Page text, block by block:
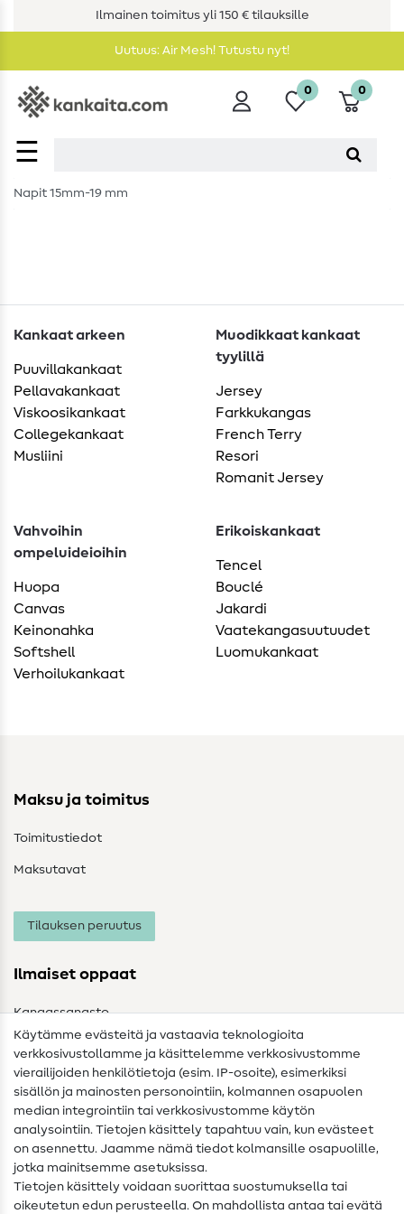
Ilmainen toimitus yli 150 € tilauksille
Uutuus: Air Mesh! Tutustu nyt!
☰
0 0
Napit 15mm-19 mm
Kankaat arkeen
Puuvillakankaat
Pellavakankaat
Viskoosikankaat
Collegekankaat
Musliini
Muodikkaat kankaat
tyylillä
Jersey
Farkkukangas
French Terry
Resori
Romanit Jersey
Vahvoihin
ompeluideioihin
Huopa
Canvas
Keinonahka
Softshell
Verhoilukankaat
Erikoiskankaat
Tencel
Bouclé
Jakardi
Vaatekangasuutuudet
Luomukankaat
Maksu ja toimitus
Toimitustiedot
Maksutavat
Tilauksen peruutus
Ilmaiset oppaat
Kangassanasto
Ompelusanasto
Ompeluohjeet
Apua ja yhteystiedot
Yhteystiedot
Tietoa omistajanvaihdoksesta
Käytämme evästeitä ja vastaavia teknologioita
verkkosivustollamme ja käsittelemme verkkosivustomme
vierailijoiden henkilötietoja (esim. IP-osoite), esimerkiksi
sisällön ja mainosten personointiin, kolmannen osapuolen
median integrointiin tai verkkosivustomme käytön
analysointiin. Tietojen käsittely tapahtuu vain, kun evästeet
on asennettu. Jaamme nämä tiedot kolmansille osapuolille,
jotka mainitsemme asetuksissa.
Tietojen käsittely voidaan suorittaa suostumuksella tai
oikeutetun edun perusteella. On mahdollista antaa tai evätä